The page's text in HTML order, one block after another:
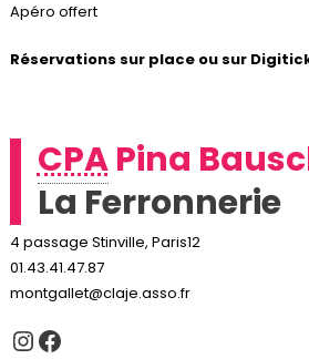
Apéro offert
Réservations sur place ou sur
CPAPina
La Ferronnerie
4 passage Stinville, Paris12
01.43.41.47.87
montgallet@claje.asso.fr
Instagram
Facebook